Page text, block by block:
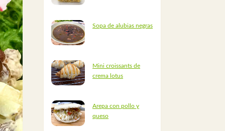
Sopa de alubias negras
Mini croissants de
crema lotus
Arepa con pollo y
queso